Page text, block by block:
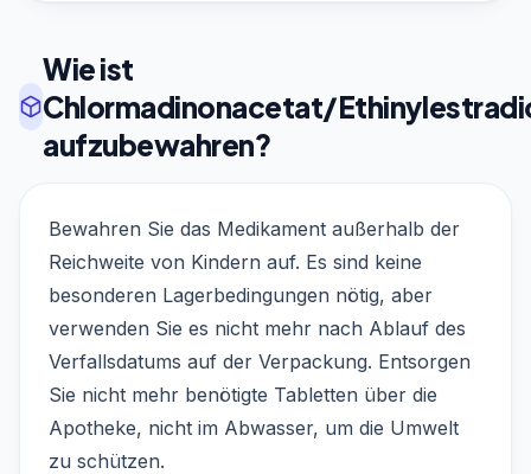
Wie ist
Chlormadinonacetat/
aufzubewahren?
Bewahren Sie das Medikament außerhalb der
Reichweite von Kindern auf. Es sind keine
besonderen Lagerbedingungen nötig, aber
verwenden Sie es nicht mehr nach Ablauf des
Verfallsdatums auf der Verpackung. Entsorgen
Sie nicht mehr benötigte Tabletten über die
Apotheke, nicht im Abwasser, um die Umwelt
zu schützen.